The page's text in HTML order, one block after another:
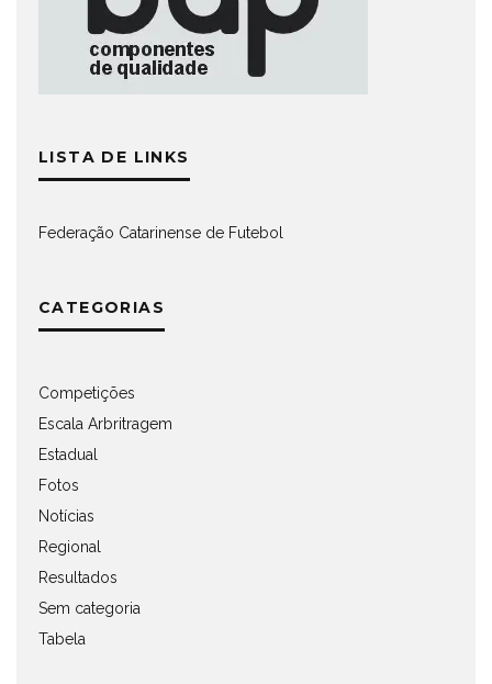
LISTA DE LINKS
Federação Catarinense de Futebol
CATEGORIAS
Competições
Escala Arbritragem
Estadual
Fotos
Notícias
Regional
Resultados
Sem categoria
Tabela